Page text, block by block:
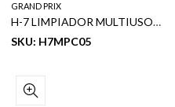
GRAND PRIX
H-7 LIMPIADOR MULTIUSOS 5 GL
SKU: H7MPC05